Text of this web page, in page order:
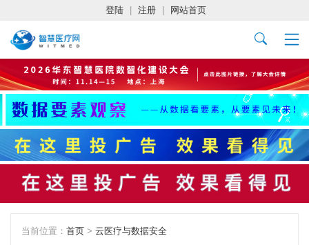
登陆 注册 网站首页
当前位置： 首页 > 云医疗与数据安全